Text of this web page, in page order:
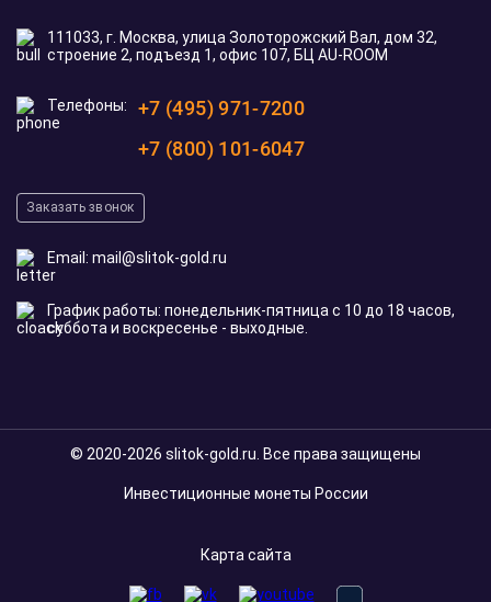
111033, г. Москва, улица Золоторожский Вал, дом 32,
строение 2, подъезд 1, офис 107, БЦ AU-ROOM
Телефоны:
+7 (495) 971-7200
+7 (800) 101-6047
Заказать звонок
Email: mail@slitok-gold.ru
График работы: понедельник-пятница с 10 до 18 часов,
суббота и воскресенье - выходные.
© 2020-2026 slitok-gold.ru. Все права защищены
Инвестиционные монеты России
Карта сайта